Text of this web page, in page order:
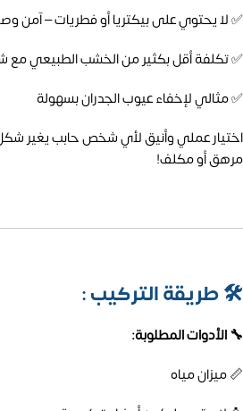
✅ لا يحتوي على بيكتريا أو فطريات – آمن
✅ تكلفة أقل بكثير من الخشب الطبيعي
✅ مثالي لإخفاء عيوب الجدران بسهولة
اختيار عملي وأنيق لأي شخص حابب يغير
مرهق أو مكلف!
🛠️طريقة التركيب :
🔧 الأدوات المطلوبة:
📏 ميزان مياه